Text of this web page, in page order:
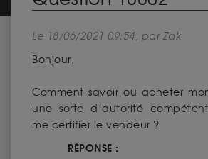
Le 18/06/2021 09:54, par Zak.
Bonjour,
Comment savoir ou acheter
une sorte d’autorité
me certifier le vendeur ?
RÉPONSE :